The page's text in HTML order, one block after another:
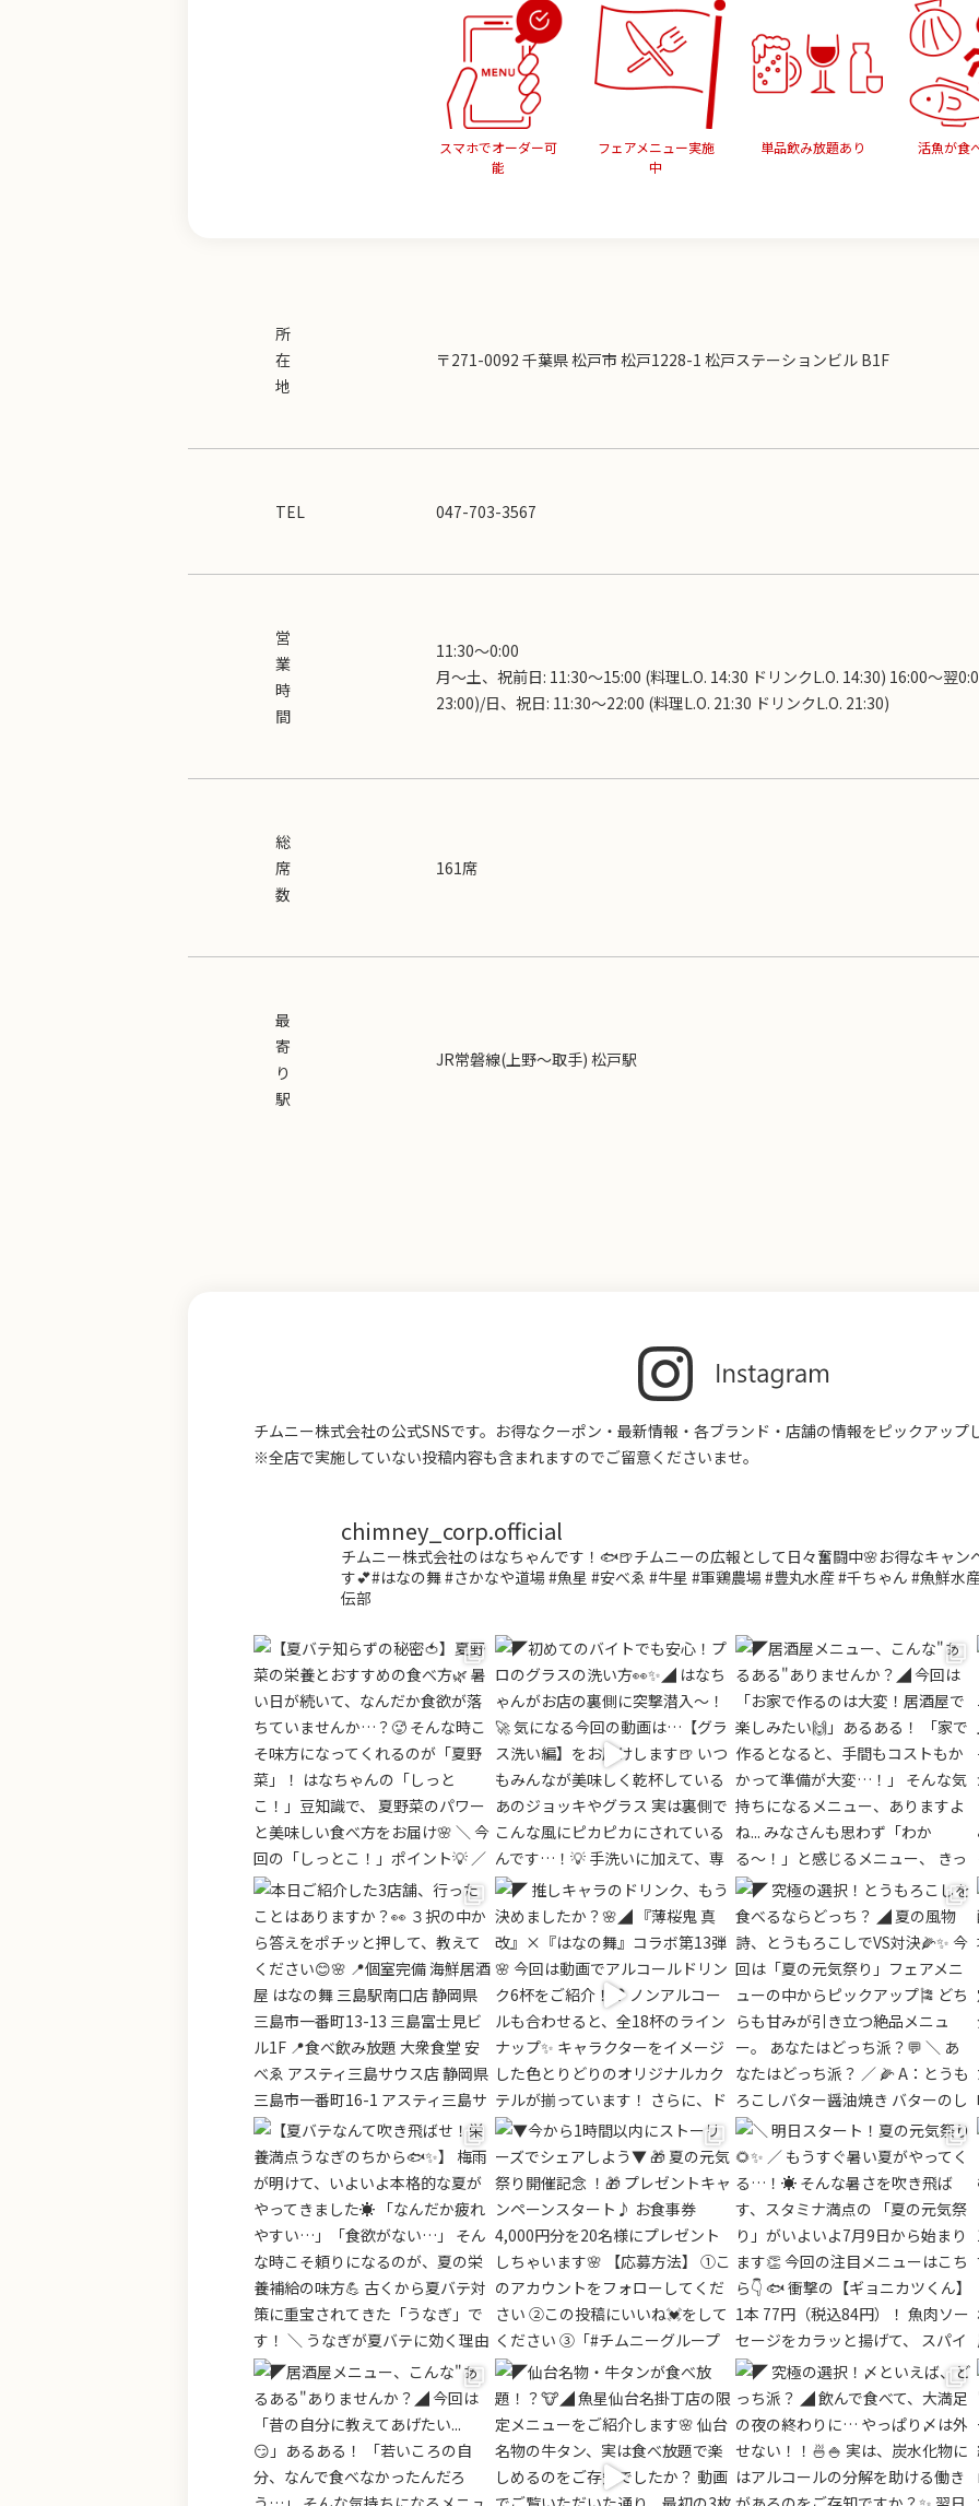
スマホでオーダー可
能
フェアメニュー実施
中
単品飲み放題あり 活魚が食
所
在
地
〒271-0092 千葉県 松戸市 松戸1228-1 松戸ステーションビル B1F
TEL 047-703-3567
営
業
時
間
11:30〜0:00
月～土、祝前日: 11:30～15:00 (料理L.O. 14:30 ドリンクL.O. 14:30) 16:00～翌
23:00)/日、祝日: 11:30～22:00 (料理L.O. 21:30 ドリンクL.O. 21:30)
総
席
数
161席
最
寄
り
駅
JR常磐線(上野～取手) 松戸駅
チムニー株式会社の公式SNSです。お得なクーポン・最新情報・各ブランド・店舗の情報をピックアップ
※全店で実施していない投稿内容も含まれますのでご留意くださいませ。
chimney_corp.official
チムニー株式会社のはなちゃんです！🐟🍺チムニーの広報として日々奮闘中🌸お得なキャン
す💕#はなの舞 #さかなや道場 #魚星 #安べゑ #牛星 #軍鶏農場 #豊丸水産 #千ちゃん #魚鮮水
伝部